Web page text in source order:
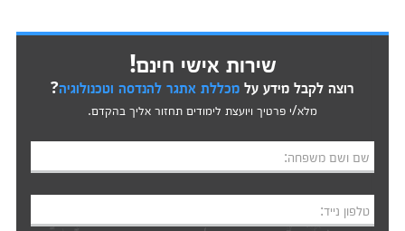
שירות אישי חינם!
רוצה לקבל מידע על מכללת אתגר להנדסה וטכנולוגיה?
מלא/י פרטיך ויועצת לימודים תחזור אליך בהקדם.
שם ושם משפחה:
טלפון נייד: